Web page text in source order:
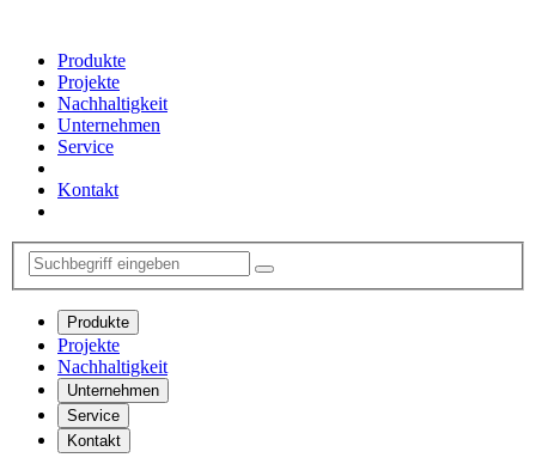
Produkte
Projekte
Nachhaltigkeit
Unternehmen
Service
Kontakt
Produkte
Projekte
Nachhaltigkeit
Unternehmen
Service
Kontakt